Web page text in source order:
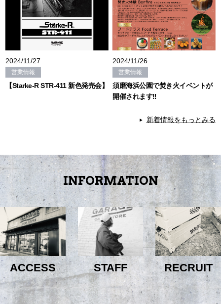
2024/11/27
営業情報
【Starke-R STR-411 新色発売会】
2024/11/26
営業情報
須磨海浜公園で焚き火イベントが
開催されます‼
新着情報をもっとみる
INFORMATION
ACCESS STAFF RECRUIT